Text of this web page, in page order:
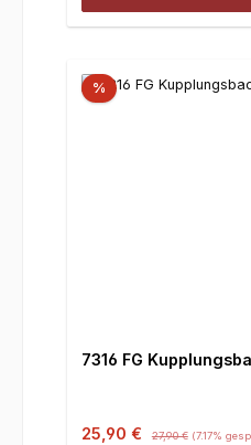
%
7316 FG
Verkaufspreis:
25,90 € 27,90 € (7.17%